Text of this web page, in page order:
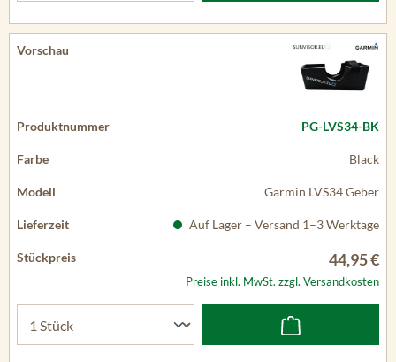
PG-LVS34-BK
Black
Garmin LVS34 Geber
Auf Lager – Versand 1–3 Werktage
44,95 €
Preise inkl. MwSt. zzgl. Versandkosten